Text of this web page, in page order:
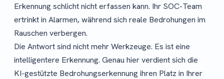
Erkennung schlicht nicht erfassen kann. Ihr SOC-Team
ertrinkt in Alarmen, während sich reale Bedrohungen im
Rauschen verbergen.
Die Antwort sind nicht mehr Werkzeuge. Es ist eine
intelligentere Erkennung. Genau hier verdient sich die
KI-gestützte Bedrohungserkennung ihren Platz in Ihrer